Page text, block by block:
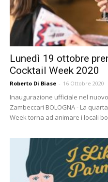
Lunedì 19 ottobre
Cocktail Week 2020
Roberto Di Biase - 16 Ottobre 2020
Inaugurazione ufficiale nel
Zambeccari BOLOGNA - La
Week torna ad animare i locali